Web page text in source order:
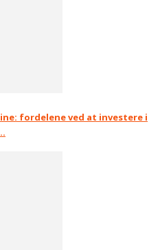
fordelene ved at investere i